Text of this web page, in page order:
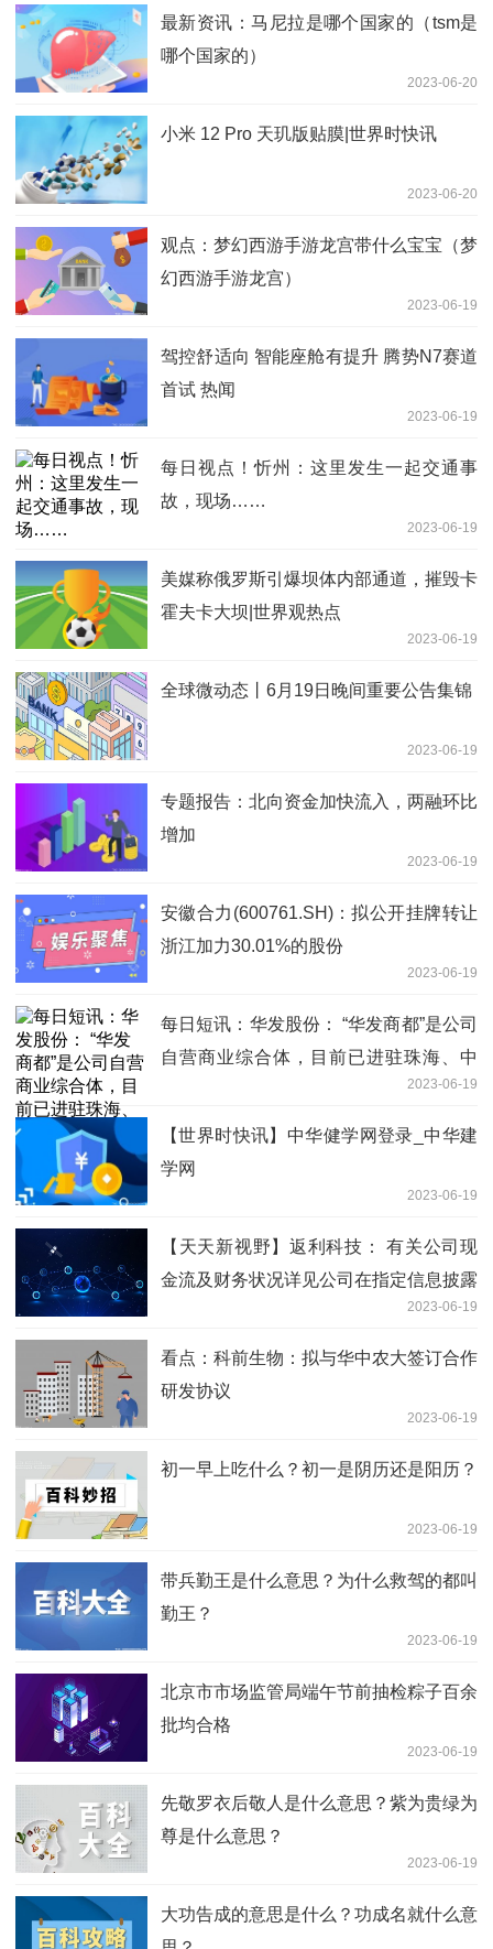
最新资讯：马尼拉是哪个国家的（tsm是
哪个国家的）
2023-06-20
小米 12 Pro 天玑版贴膜|世界时快讯
2023-06-20
观点：梦幻西游手游龙宫带什么宝宝（梦
幻西游手游龙宫）
2023-06-19
驾控舒适向 智能座舱有提升 腾势N7赛道
首试 热闻
2023-06-19
每日视点！忻州：这里发生一起交通事
故，现场……
2023-06-19
美媒称俄罗斯引爆坝体内部通道，摧毁卡
霍夫卡大坝|世界观热点
2023-06-19
全球微动态丨6月19日晚间重要公告集锦
2023-06-19
专题报告：北向资金加快流入，两融环比
增加
2023-06-19
安徽合力(600761.SH)：拟公开挂牌转让
浙江加力30.01%的股份
2023-06-19
每日短讯：华发股份： “华发商都”是公司
自营商业综合体，目前已进驻珠海、中
2023-06-19
【世界时快讯】中华健学网登录_中华建
学网
2023-06-19
【天天新视野】返利科技： 有关公司现
金流及财务状况详见公司在指定信息披露
2023-06-19
看点：科前生物：拟与华中农大签订合作
研发协议
2023-06-19
初一早上吃什么？初一是阴历还是阳历？
2023-06-19
带兵勤王是什么意思？为什么救驾的都叫
勤王？
2023-06-19
北京市市场监管局端午节前抽检粽子百余
批均合格
2023-06-19
先敬罗衣后敬人是什么意思？紫为贵绿为
尊是什么意思？
2023-06-19
大功告成的意思是什么？功成名就什么意